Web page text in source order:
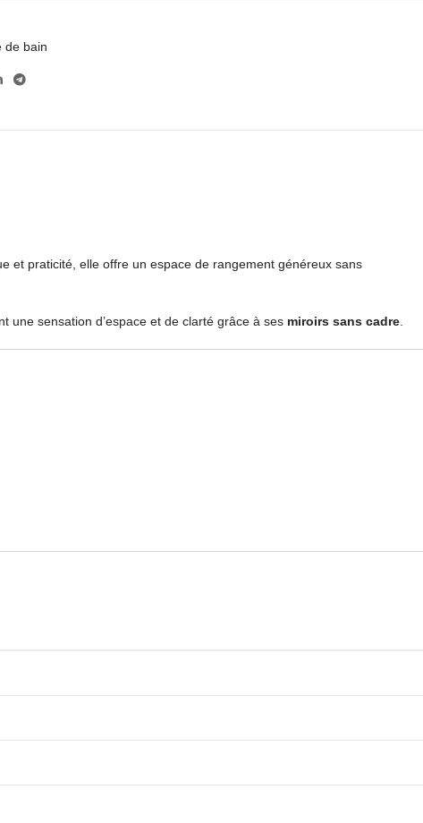
de bain
et praticité, elle offre un espace de rangement généreux sans
une sensation d’espace et de clarté grâce à ses miroirs sans cadre